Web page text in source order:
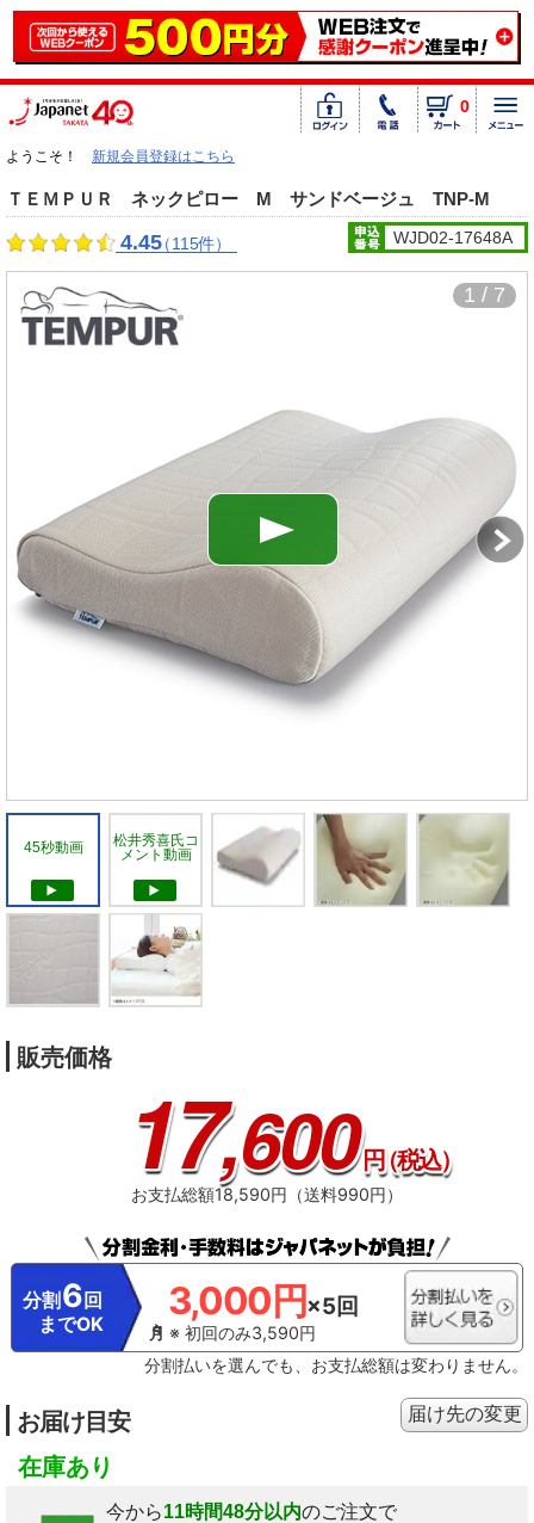
0
ようこそ！ 新規会員登録はこちら
ＴＥＭＰＵＲ ネックピロー M サンドベージュ TNP-M
4.45（115件） WJD02-17648A
1 / 7
45秒動画
松井秀喜氏コ
メント動画
販売価格
17,600円（税込）
お支払総額18,590円（送料990円）
分割 6 回
までOK
3,000円×5回
※ 初回のみ3,590円
分割払いを選んでも、お支払総額は変わりません。
お届け目安
在庫あり
今から11時間48分以内のご注文で
届け先の変更